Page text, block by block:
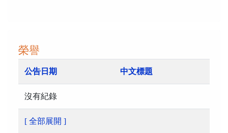
榮譽
公告日期 中文標題
沒有紀錄
[ 全部展開 ]